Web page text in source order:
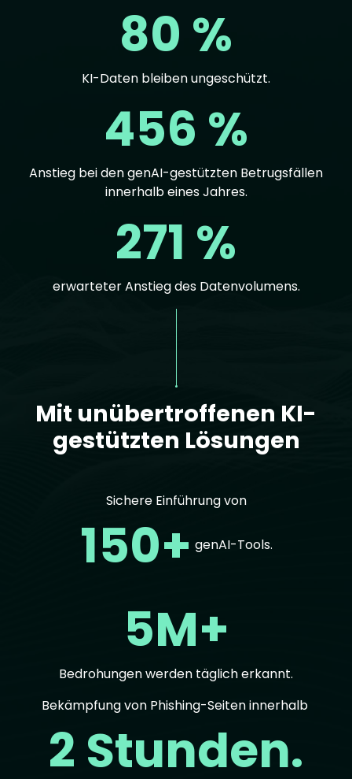
80 %
KI-Daten bleiben ungeschützt.
456 %
Anstieg bei den genAI-gestützten Betrugsfällen
innerhalb eines Jahres.
271 %
erwarteter Anstieg des Datenvolumens.
Mit unübertroffenen KI-
gestützten Lösungen
Sichere Einführung von
150+ genAI-Tools.
5M+
Bedrohungen werden täglich erkannt.
Bekämpfung von Phishing-Seiten innerhalb
2 Stunden.